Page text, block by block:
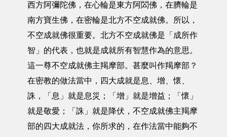
西方阿彌陀佛，在心輪是東方阿閦佛，在臍輪是
南方寶生佛，在密輪是北方不空成就佛。所以，
不空成就佛很重要。北方不空成就佛是「成所作
智」的代表，也就是成就所有智慧作為的意思。
這一尊不空成就佛主羯摩部。甚麼叫作羯摩部？
在密教的做法當中，四大成就是息、增、懷、
誅，「息」就是息災；「增」就是增益；「懷」
就是敬愛；「誅」就是降伏，不空成就佛主羯摩
部的四大成就法，你所求的，在作法當中能夠不